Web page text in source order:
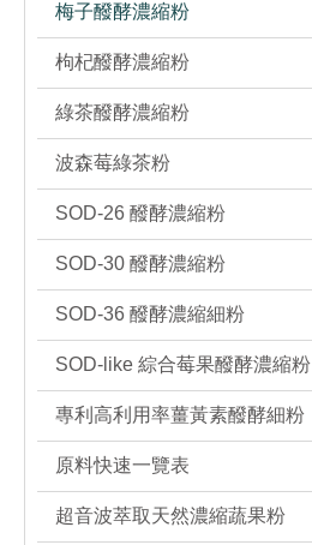
梅子醱酵濃縮粉
枸杞醱酵濃縮粉
綠茶醱酵濃縮粉
波森莓綠茶粉
SOD-26 醱酵濃縮粉
SOD-30 醱酵濃縮粉
SOD-36 醱酵濃縮細粉
SOD-like 綜合莓果醱酵濃縮粉
專利高利用率薑黃素醱酵細粉
原料快速一覽表
超音波萃取天然濃縮蔬果粉